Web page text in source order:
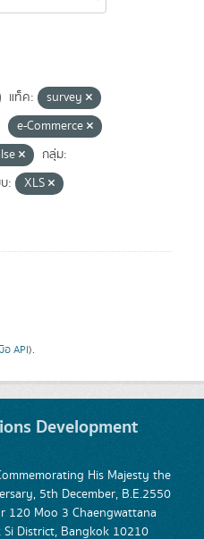
แท็ค:
survey
e-Commerce
กลุ่ม:
:
XLS
อ API).
Development
His Majesty the
5th December, B.E.2550
120 Moo 3 Chaengwattana
District, Bangkok 10210